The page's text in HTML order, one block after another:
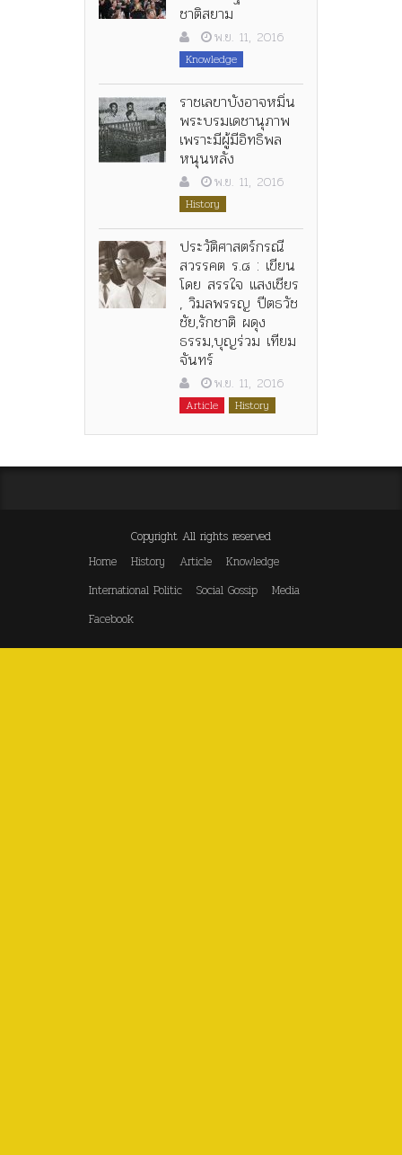
ชาติสยาม
พ.ย. 11, 2016
Knowledge
ราชเลขาบังอาจหมิ่น
พระบรมเดชานุภาพ
เพราะมีผู้มีอิทธิพล
หนุนหลัง
พ.ย. 11, 2016
History
ประวัติศาสตร์กรณี
สวรรคต ร.๘ : เขียน
โดย สรรใจ แสงเชียร
, วิมลพรรญ ปีตธวัช
ชัย,รักชาติ ผดุง
ธรรม,บุญร่วม เทียม
จันทร์
พ.ย. 11, 2016
Article History
Copyright All rights reserved
Home
History Article
Knowledge
International Politic
Social Gossip
Media
Facebook